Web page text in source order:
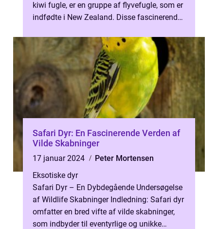
kiwi fugle, er en gruppe af flyvefugle, som er
indfødte i New Zealand. Disse fascinerende
Safari Dyr: En Fascinerende Verden af
Vilde Skabninger
17 januar 2024
Peter Mortensen
Eksotiske dyr
Safari Dyr – En Dybdegående Undersøgelse
af Wildlife Skabninger Indledning: Safari dyr
omfatter en bred vifte af vilde skabninger,
som indbyder til eventyrlige og unikke